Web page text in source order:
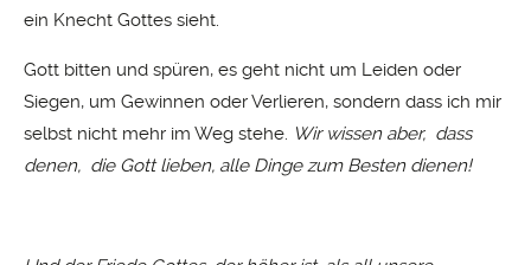
ein Knecht Gottes sieht.
Gott bitten und spüren, es geht nicht um Leiden oder
Siegen, um Gewinnen oder Verlieren, sondern dass ich mir
selbst nicht mehr im Weg stehe. Wir wissen aber, dass
denen, die Gott lieben, alle Dinge zum Besten dienen!